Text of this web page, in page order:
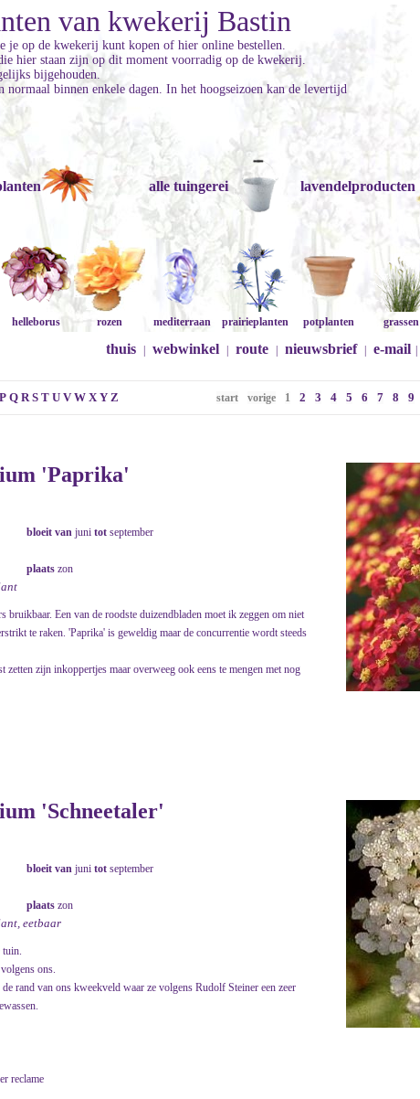
van kwekerij Bastin
je op de kwekerij kunt kopen of hier online bestellen.
hier staan zijn op dit moment voorradig op de kwekerij.
bijgehouden.
normaal binnen enkele dagen. In het hoogseizoen kan de levertijd
alle tuingerei lavendelproducten
helleborus rozen mediterraan prairieplanten potplanten grassen
thuis webwinkel route nieuwsbrief e-mail
P Q R S T U V W X Y Z start vorige 1 2 3 4 5 6 7 8 9
'Paprika'
bloeit van juni tot september
plaats zon
bruikbaar. Een van de roodste duizendbladen moet ik zeggen om niet
te raken. 'Paprika' is geweldig maar de concurrentie wordt steeds
zetten zijn inkoppertjes maar overweeg ook eens te mengen met nog
'Schneetaler'
bloeit van juni tot september
plaats zon
eetbaar
tuin.
ons.
rand van ons kweekveld waar ze volgens Rudolf Steiner een zeer
reclame